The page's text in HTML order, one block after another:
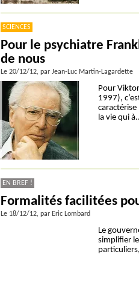
SCIENCES
Pour le psychiatre
de nous
Le 20/12/12, par Jean-Luc Martin-Lagardette
Pour
1997),
la vie qui
EN BREF !
Formalités facilitées
Le 18/12/12, par Eric Lombard
Le
simplifier